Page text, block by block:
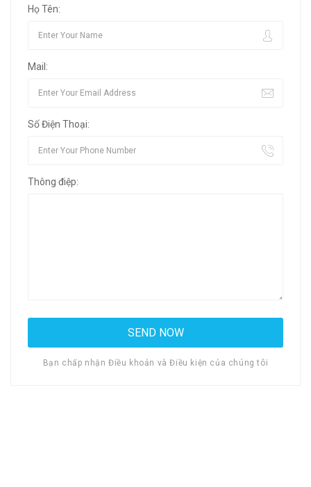
Họ Tên:
Mail:
Số Điện Thoại:
Thông điệp:
Bạn chấp nhận Điều khoản và Điều kiện của chúng tôi